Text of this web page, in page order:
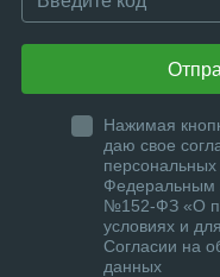
Нажимая
даю свое
персональных
Федеральным
№152-ФЗ «О
условиях и
Согласии на
данных